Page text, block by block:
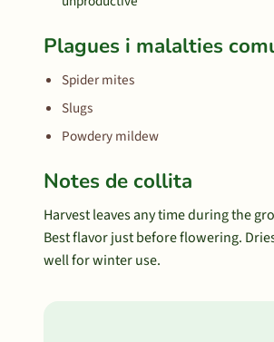
Plagues i malalties
Spider mites
Slugs
Powdery mildew
Notes de collita
Harvest leaves any time during the
Best flavor just before flowering.
well for winter use.